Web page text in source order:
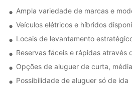
Ampla variedade de marcas e
Veículos elétricos e híbridos
Locais de levantamento
Reservas fáceis e rápidas através
Opções de aluguer de curta,
Possibilidade de aluguer só de ida